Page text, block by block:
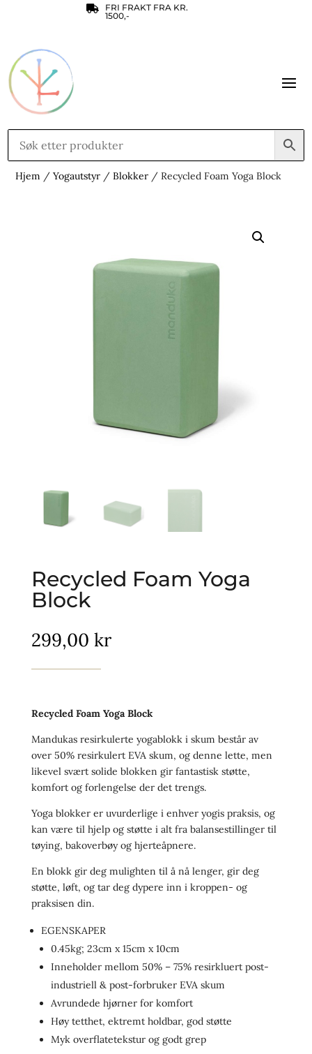

FRI FRAKT FRA KR.
1500,-
Hjem /Yogautstyr /Blokker / Recycled Foam Yoga Block
Recycled Foam Yoga
Block
299,00 kr
Recycled Foam Yoga Block
Mandukas resirkulerte yogablokk i skum består av
over 50% resirkulert EVA skum, og denne lette, men
likevel svært solide blokken gir fantastisk støtte,
komfort og forlengelse der det trengs.
Yoga blokker er uvurderlige i enhver yogis praksis, og
kan være til hjelp og støtte i alt fra balansestillinger til
tøying, bakoverbøy og hjerteåpnere.
En blokk gir deg mulighten til å nå lenger, gir deg
støtte, løft, og tar deg dypere inn i kroppen- og
praksisen din.
EGENSKAPER
0.45kg; 23cm x 15cm x 10cm
Inneholder mellom 50% – 75% resirkluert post-
industriell & post-forbruker EVA skum
Avrundede hjørner for komfort
Høy tetthet, ektremt holdbar, god støtte
Myk overflatetekstur og godt grep